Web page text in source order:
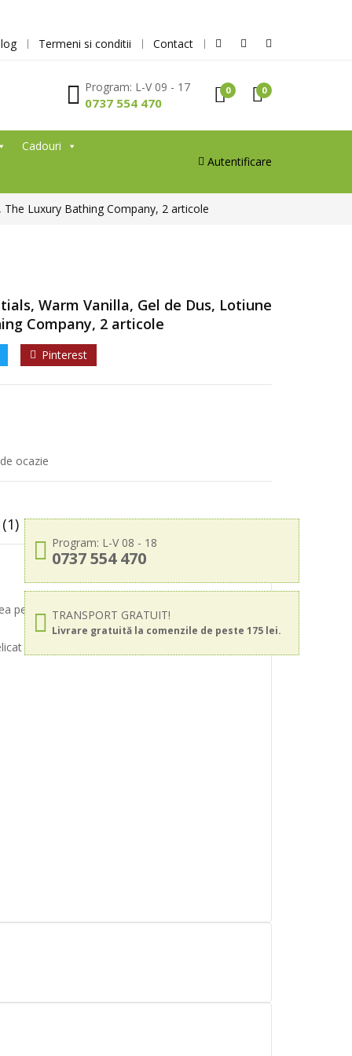
Termeni si conditii Contact
Program: L-V 09 - 17
0737 554 470
0 0
Cadouri
Autentificare
Luxury Bathing Company, 2 articole
Warm Vanilla, Gel de Dus, Lotiune
Company, 2 articole
Pinterest
ocazie
Program: L-V 08 - 18
0737 554 470
TRANSPORT GRATUIT!
Livrare gratuită la comenzile de peste 175 lei.
perfecta pentru cadou la zile de nastere,
si dulce, pentru experienta suprema de